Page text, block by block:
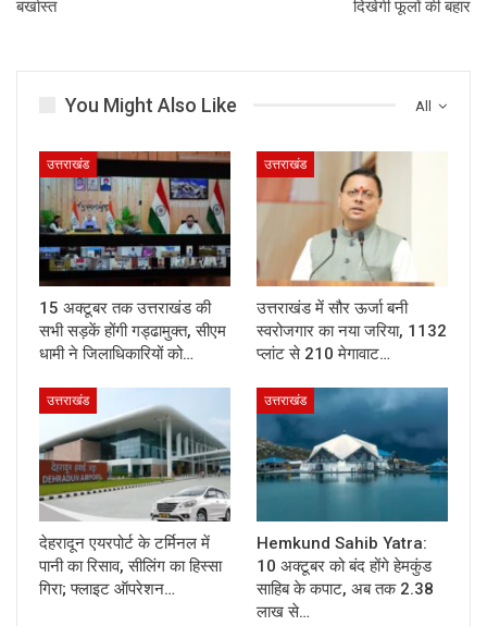
बर्खास्त दिखेगी फूलों की बहार
All
You Might Also Like
उत्तराखंड
15 अक्टूबर तक उत्तराखंड की
सभी सड़कें होंगी गड्ढामुक्त, सीएम
धामी ने जिलाधिकारियों को…
उत्तराखंड
उत्तराखंड में सौर ऊर्जा बनी
स्वरोजगार का नया जरिया, 1132
प्लांट से 210 मेगावाट…
उत्तराखंड
देहरादून एयरपोर्ट के टर्मिनल में
पानी का रिसाव, सीलिंग का हिस्सा
गिरा; फ्लाइट ऑपरेशन…
उत्तराखंड
Hemkund Sahib Yatra:
10 अक्टूबर को बंद होंगे हेमकुंड
साहिब के कपाट, अब तक 2.38
लाख से…